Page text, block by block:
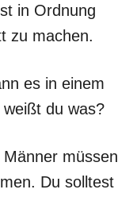
in Ordnung
zu machen.
es in einem
du was?
müssen
Du solltest